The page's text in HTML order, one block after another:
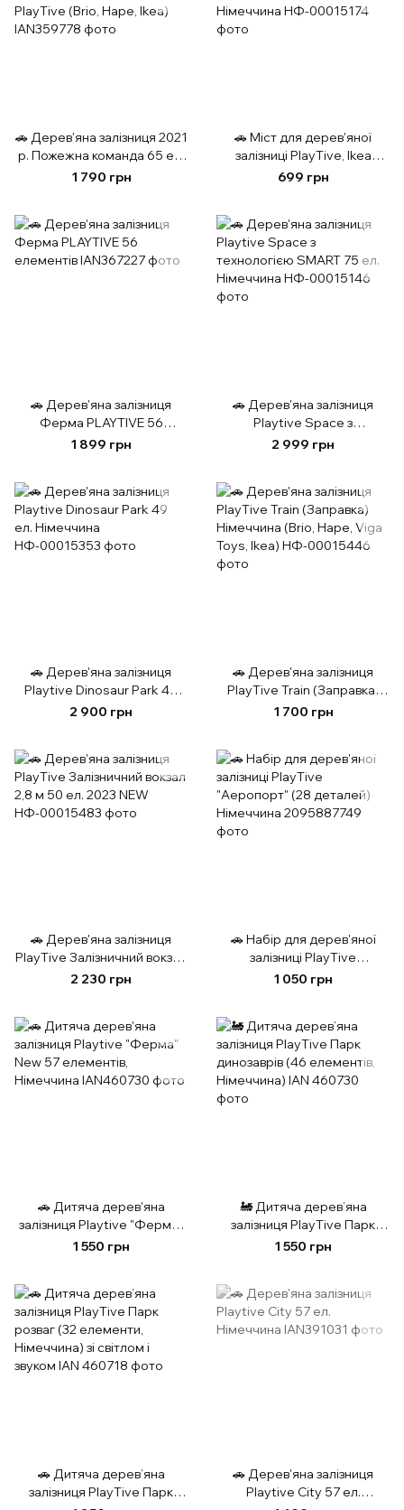
🚗 Дерев'яна залізниця 2021
р. Пожежна команда 65 ел.
3.8 м Німеччина PlayTive
1 790 грн
🚗 Міст для дерев'яної
залізниці PlayTive, Ikea
lillabo, Brio, Viga Toys
699 грн
🚗 Дерев'яна залізниця
Ферма PLAYTIVE 56
елементів
1 899 грн
🚗 Дерев'яна залізниця
Playtive Space з
технологією SMART 75 ел.
2 999 грн
🚗 Дерев'яна залізниця
Playtive Dinosaur Park 49
ел. Німеччина
2 900 грн
🚗 Дерев'яна залізниця
PlayTive Train (Заправка)
Німеччина (Brio, Hape, Viga
1 700 грн
🚗 Дерев'яна залізниця
PlayTive Залізничний вокзал
2,8 м 50 ел. 2023 NEW
2 230 грн
🚗 Набір для дерев'яної
залізниці PlayTive
"Аеропорт" (28 деталей)
1 050 грн
🚗 Дитяча дерев'яна
залізниця Playtive "Ферма"
New 57 елементів,
1 550 грн
🚂 Дитяча дерев’яна
залізниця PlayTive Парк
динозаврів (46 елементів,
1 550 грн
🚗 Дитяча дерев’яна
залізниця PlayTive Парк
🚗 Дерев'яна залізниця
Playtive City 57 ел.